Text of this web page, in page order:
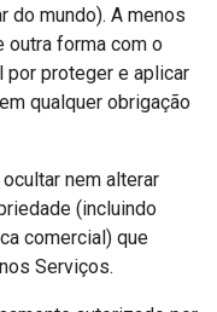
do mundo). A menos
outra forma com o
por proteger e aplicar
qualquer obrigação
nem alterar
(incluindo
comercial) que
Serviços.